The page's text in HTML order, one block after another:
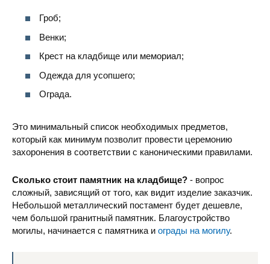
Гроб;
Венки;
Крест на кладбище или мемориал;
Одежда для усопшего;
Ограда.
Это минимальный список необходимых предметов,
который как минимум позволит провести церемонию
захоронения в соответствии с каноническими правилами.
Сколько стоит памятник на кладбище? - вопрос
сложный, зависящий от того, как видит изделие заказчик.
Небольшой металлический постамент будет дешевле,
чем большой гранитный памятник. Благоустройство
могилы, начинается с памятника и ограды на могилу.